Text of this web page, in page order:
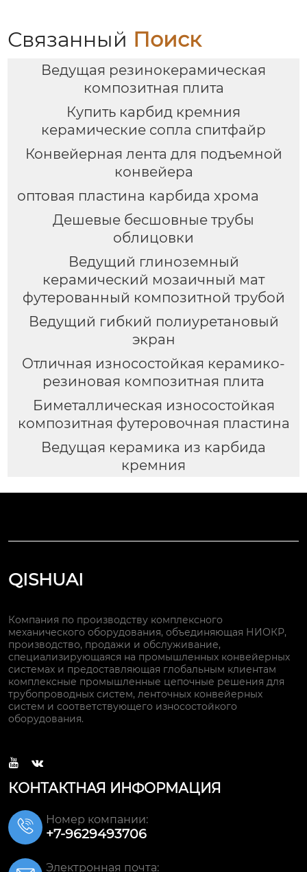
Связанный Поиск
Ведущая резинокерамическая
композитная плита
Купить карбид кремния
керамические сопла спитфайр
Конвейерная лента для подъемной
конвейера
оптовая пластина карбида хрома
Дешевые бесшовные трубы
облицовки
Ведущий глиноземный
керамический мозаичный мат
футерованный композитной трубой
Ведущий гибкий полиуретановый
экран
Отличная износостойкая керамико-
резиновая композитная плита
Биметаллическая износостойкая
композитная футеровочная пластина
Ведущая керамика из карбида
кремния
QISHUAI
Компания по производству комплексного
механического оборудования, объединяющая НИОКР,
производство, продажи и обслуживание,
специализирующаяся на промышленных конвейерных
системах и предоставляющая глобальным клиентам
комплексные промышленные цепочные решения для
трубопроводных систем, ленточных конвейерных
систем и соответствующего износостойкого
оборудования.
 
КОНТАКТНАЯ ИНФОРМАЦИЯ
 Номер компании:
+7-9629493706
Электронная почта: